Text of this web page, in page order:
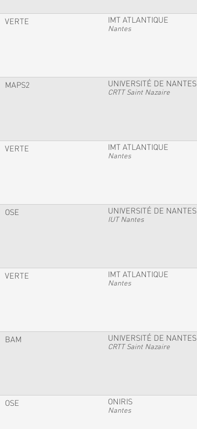
VERTE IMT ATLANTIQUE
Nantes
MAPS2 UNIVERSITÉ DE NANTES
CRTT Saint Nazaire
VERTE IMT ATLANTIQUE
Nantes
OSE UNIVERSITÉ DE NANTES
IUT Nantes
VERTE IMT ATLANTIQUE
Nantes
BAM UNIVERSITÉ DE NANTES
CRTT Saint Nazaire
OSE ONIRIS
Nantes